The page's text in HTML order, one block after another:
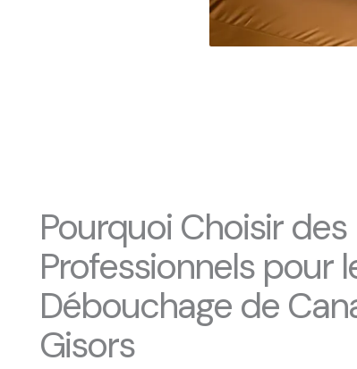
Pourquoi Choisir des
Professionnels pour
Débouchage de
Gisors